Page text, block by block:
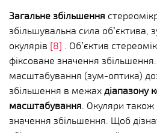
Загальне збільшення
збільшувальна сила об’єктива,
окулярів [8]
Об’єктив
фіксоване значення
масштабування (зум-оптика)
збільшення в межах діапазону
масштабування . Окуляри
значення збільшення. Щоб